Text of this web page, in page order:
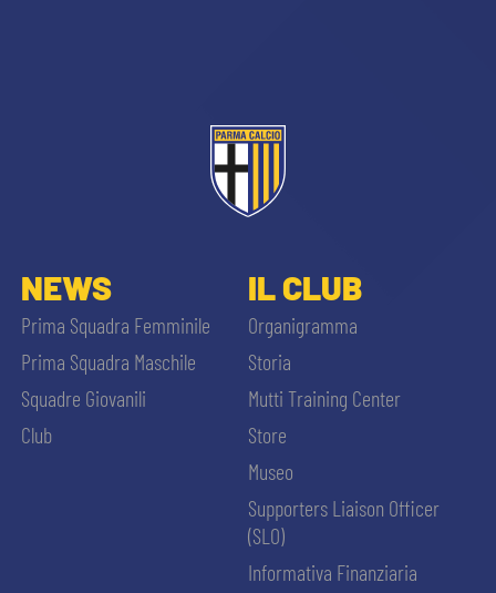
NEWS
Prima Squadra Femminile
Prima Squadra Maschile
Squadre Giovanili
Club
IL CLUB
Organigramma
Storia
Mutti Training Center
Store
Museo
Supporters Liaison Officer
(SLO)
Informativa Finanziaria